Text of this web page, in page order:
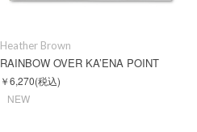
Heather Brown
RAINBOW OVER KA’ENA POINT
￥6,270(税込)
NEW